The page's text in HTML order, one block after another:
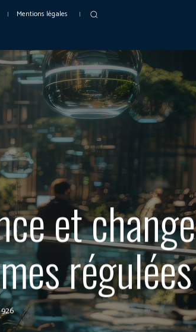
Mentions légales
et change
régulées
926